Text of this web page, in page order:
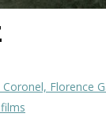
Coronel, Florence